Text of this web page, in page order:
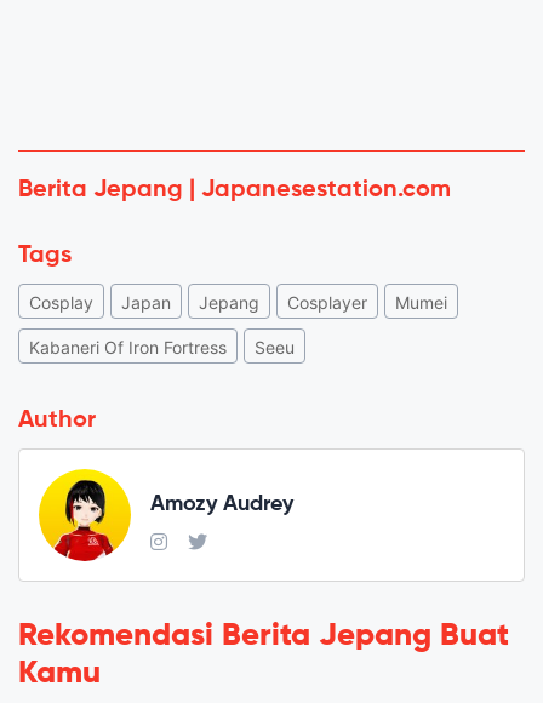
Berita Jepang | Japanesestation.com
Tags
Cosplay Japan Jepang Cosplayer Mumei
Kabaneri Of Iron Fortress Seeu
Author
Amozy Audrey
Rekomendasi Berita Jepang Buat
Kamu